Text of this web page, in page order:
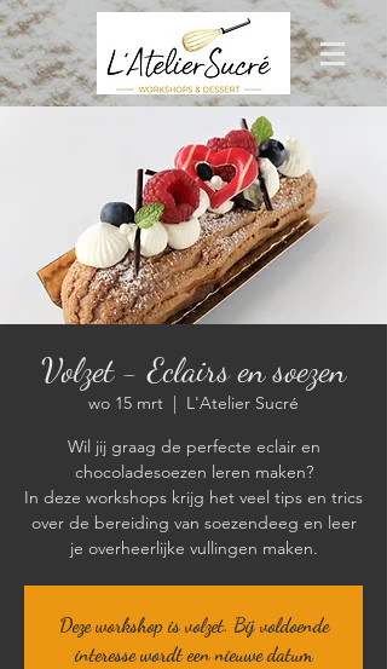
Volzet - Eclairs en soezen
wo 15 mrt
  |
L'Atelier Sucré
Wil jij graag de perfecte eclair en
chocoladesoezen leren maken?
In deze workshops krijg het veel tips en trics
over de bereiding van soezendeeg en leer
je overheerlijke vullingen maken.
Deze workshop is volzet. Bij voldoende
interesse wordt een nieuwe datum